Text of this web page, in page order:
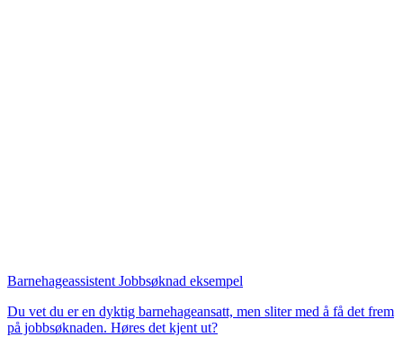
Barnehageassistent Jobbsøknad eksempel
Du vet du er en dyktig barnehageansatt, men sliter med å få det frem
på jobbsøknaden. Høres det kjent ut?